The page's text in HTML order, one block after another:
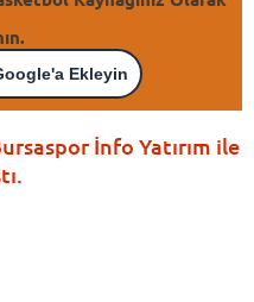
Ekleyin
İnfo Yatırım ile